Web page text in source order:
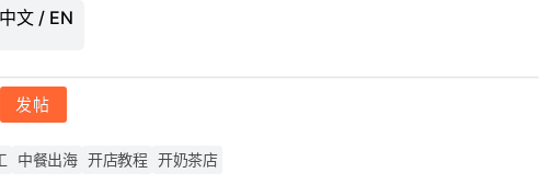
中文 / EN
发帖
中餐出海 开店教程 开奶茶店